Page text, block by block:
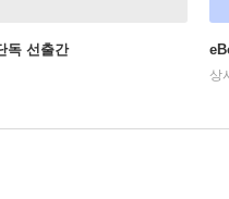
독 선출간
상